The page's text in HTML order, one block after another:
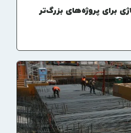
برای پروژه‌های بزرگ‌تر